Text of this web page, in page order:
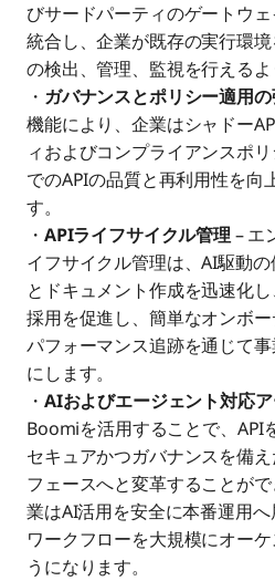
びサードパーティのゲートウ
統合し、企業が既存の実行環
の検出、管理、監視を行えるよ
・ ガバナンスとポリシー適用
機能により、企業はシャドー
ィおよびコンプライアンスポ
でのAPIの品質と再利用性を向
す。
・ APIライフサイクル管理 – エ
イフサイクル管理は、AI駆動
とドキュメント作成を迅速化
採用を促進し、簡単なオンボ
パフォーマンス追跡を通じて
にします。
・ AIおよびエージェント対応
Boomiを活用することで、API
セキュアかつガバナンスを備
フェースへと変革することが
業はAI活用を安全に本番運用
ワークフローを大規模にオー
うになります。